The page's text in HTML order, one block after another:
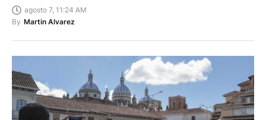
agosto 7, 11:24 AM
By Martin Alvarez